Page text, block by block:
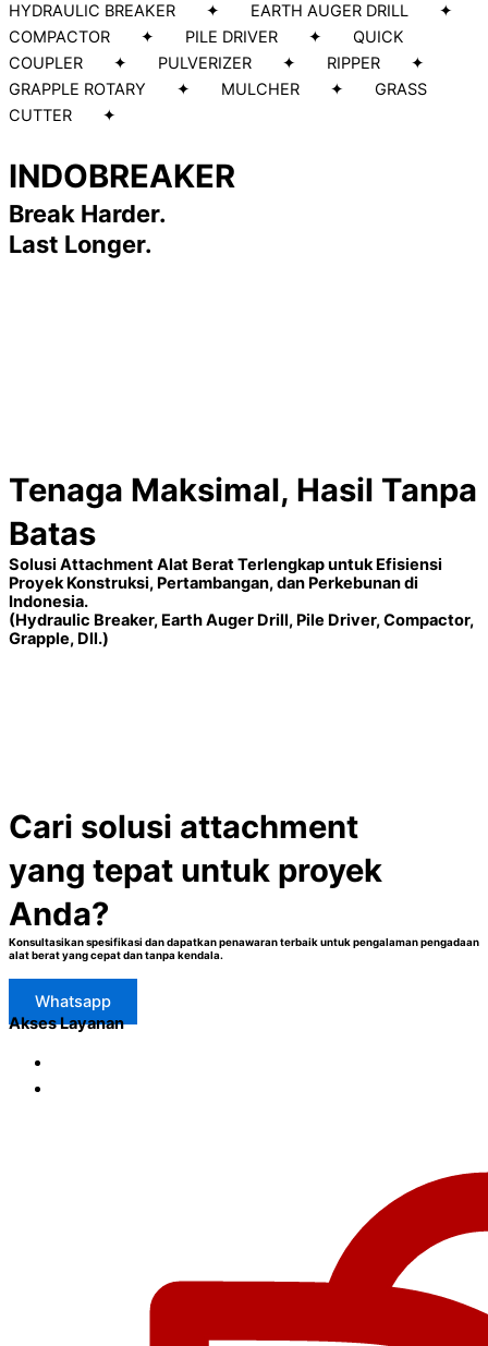
HYDRAULIC BREAKER ✦ EARTH AUGER DRILL ✦
COMPACTOR ✦ PILE DRIVER ✦ QUICK
COUPLER ✦ PULVERIZER ✦ RIPPER ✦
GRAPPLE ROTARY ✦ MULCHER ✦ GRASS
CUTTER ✦
INDOBREAKER
Break Harder.
Last Longer.
Tenaga Maksimal, Hasil Tanpa
Batas
Solusi Attachment Alat Berat Terlengkap untuk Efisiensi
Proyek Konstruksi, Pertambangan, dan Perkebunan di
Indonesia.
(Hydraulic Breaker, Earth Auger Drill, Pile Driver, Compactor,
Grapple, Dll.)
Cari solusi attachment
yang tepat untuk proyek
Anda?
Konsultasikan spesifikasi dan dapatkan penawaran terbaik untuk pengalaman pengadaan
alat berat yang cepat dan tanpa kendala.
Whatsapp
Akses Layanan